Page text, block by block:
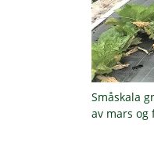
Småskala
av mars og